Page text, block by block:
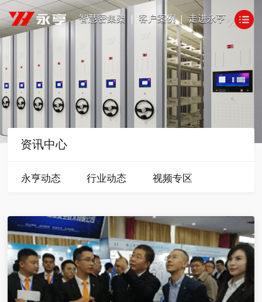
智慧密集架 客户案例 走进永亨
资讯中心
永亨动态 行业动态 视频专区